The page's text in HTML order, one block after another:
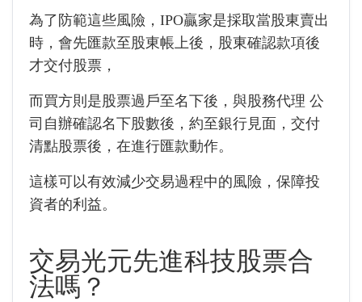
為了防範這些風險，IPO贏家是採取當股東賣出
時，會先匯款至股東帳上後，股東確認款項後
才交付股票，
而買方則是股票過戶至名下後，與股務代理 公
司自辦確認名下股數後，約至銀行見面，交付
清點股票後，在進行匯款動作。
這樣可以有效減少交易過程中的風險，保障投
資者的利益。
交易光元先進科技股票合
法嗎？